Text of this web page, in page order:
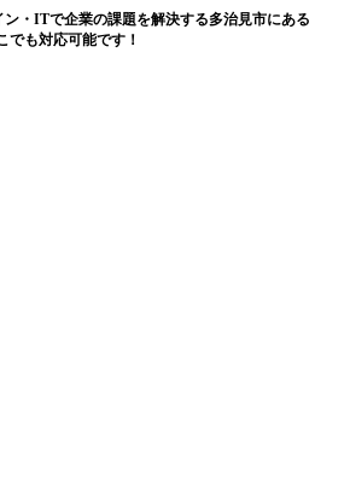
ン・ITで企業の課題を解決する多治見市にある
でも対応可能です！